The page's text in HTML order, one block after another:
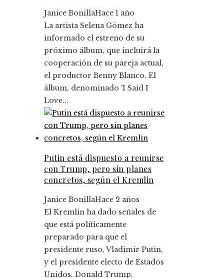
Janice BonillaHace 1 año
La artista Selena Gómez ha
informado el estreno de su
próximo álbum, que incluirá la
cooperación de su pareja actual,
el productor Benny Blanco. El
álbum, denominado 'I Said I
Love...
Putin está dispuesto a reunirse
con Trump, pero sin planes
concretos, según el Kremlin
Janice BonillaHace 2 años
El Kremlin ha dado señales de
que está políticamente
preparado para que el
presidente ruso, Vladimir Putin,
y el presidente electo de Estados
Unidos, Donald Trump,